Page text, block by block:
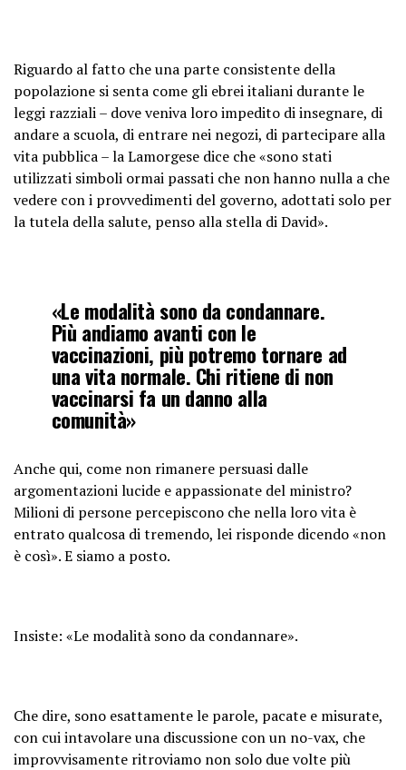
Riguardo al fatto che una parte consistente della
popolazione si senta come gli ebrei italiani durante le
leggi razziali – dove veniva loro impedito di insegnare, di
andare a scuola, di entrare nei negozi, di partecipare alla
vita pubblica – la Lamorgese dice che «sono stati
utilizzati simboli ormai passati che non hanno nulla a che
vedere con i provvedimenti del governo, adottati solo per
la tutela della salute, penso alla stella di David».
«Le modalità sono da condannare.
Più andiamo avanti con le
vaccinazioni, più potremo tornare ad
una vita normale. Chi ritiene di non
vaccinarsi fa un danno alla
comunità»
Anche qui, come non rimanere persuasi dalle
argomentazioni lucide e appassionate del ministro?
Milioni di persone percepiscono che nella loro vita è
entrato qualcosa di tremendo, lei risponde dicendo «non
è così». E siamo a posto.
Insiste: «Le modalità sono da condannare».
Che dire, sono esattamente le parole, pacate e misurate,
con cui intavolare una discussione con un no-vax, che
improvvisamente ritroviamo non solo due volte più